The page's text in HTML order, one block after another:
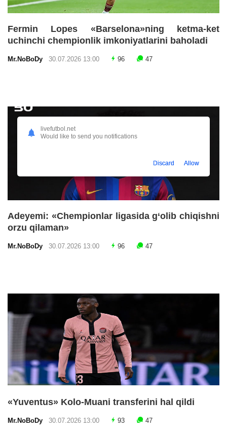
Fermin Lopes «Barselona»ning ketma-ket
uchinchi chempionlik imkoniyatlarini baholadi
Mr.NoBoDy 30.07.2026 13:00 96 47
Adeyemi: «Chempionlar ligasida g‘olib chiqishni
orzu qilaman»
Mr.NoBoDy 30.07.2026 13:00 96 47
«Yuventus» Kolo-Muani transferini hal qildi
Mr.NoBoDy 30.07.2026 13:00 93 47
livefutbol.net
Would like to send you notifications
Discard Allow